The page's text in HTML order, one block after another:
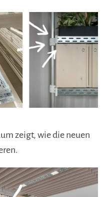
zeigt, wie die neuen